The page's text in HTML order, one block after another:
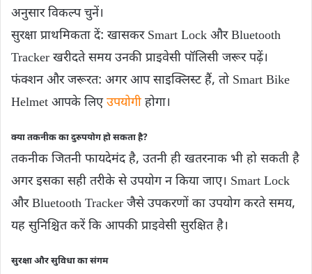
अनुसार विकल्प चुनें।
सुरक्षा प्राथमिकता दें: खासकर Smart Lock और Bluetooth
Tracker खरीदते समय उनकी प्राइवेसी पॉलिसी जरूर पढ़ें।
फंक्शन और जरूरत: अगर आप साइक्लिस्ट हैं, तो Smart Bike
Helmet आपके लिएउपयोगी होगा।
क्या तकनीक का दुरुपयोग हो सकता है?
तकनीक जितनी फायदेमंद है, उतनी ही खतरनाक भी हो सकती है
अगर इसका सही तरीके से उपयोग न किया जाए। Smart Lock
और Bluetooth Tracker जैसे उपकरणों का उपयोग करते समय,
यह सुनिश्चित करें कि आपकी प्राइवेसी सुरक्षित है।
सुरक्षा और सुविधा का संगम